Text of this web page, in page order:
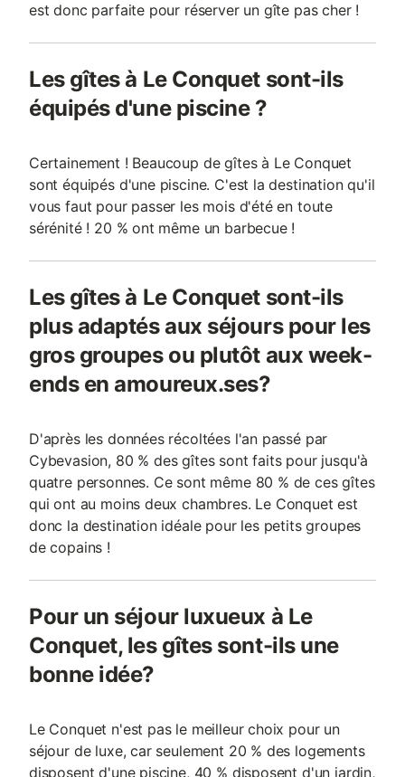
est donc parfaite pour réserver un gîte pas cher !
Les gîtes à Le Conquet sont-ils
équipés d'une piscine ?
Certainement ! Beaucoup de gîtes à Le Conquet
sont équipés d'une piscine. C'est la destination qu'il
vous faut pour passer les mois d'été en toute
sérénité ! 20 % ont même un barbecue !
Les gîtes à Le Conquet sont-ils
plus adaptés aux séjours pour les
gros groupes ou plutôt aux week-
ends en amoureux.ses?
D'après les données récoltées l'an passé par
Cybevasion, 80 % des gîtes sont faits pour jusqu'à
quatre personnes. Ce sont même 80 % de ces gîtes
qui ont au moins deux chambres. Le Conquet est
donc la destination idéale pour les petits groupes
de copains !
Pour un séjour luxueux à Le
Conquet, les gîtes sont-ils une
bonne idée?
Le Conquet n'est pas le meilleur choix pour un
séjour de luxe, car seulement 20 % des logements
disposent d'une piscine, 40 % disposent d'un jardin,